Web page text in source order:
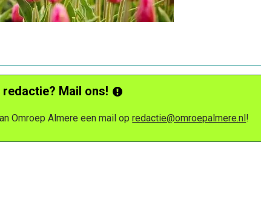
Mail ons!
Omroep Almere een mail opredactie@omroepalmere.nl!